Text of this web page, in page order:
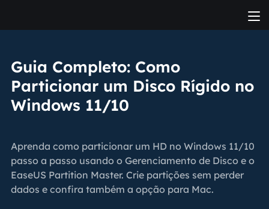
Guia Completo: Como
Particionar um Disco Rígido no
Windows 11/10
Aprenda como particionar um HD no Windows 11/10
passo a passo usando o Gerenciamento de Disco e o
EaseUS Partition Master. Crie partições sem perder
dados e confira também a opção para Mac.